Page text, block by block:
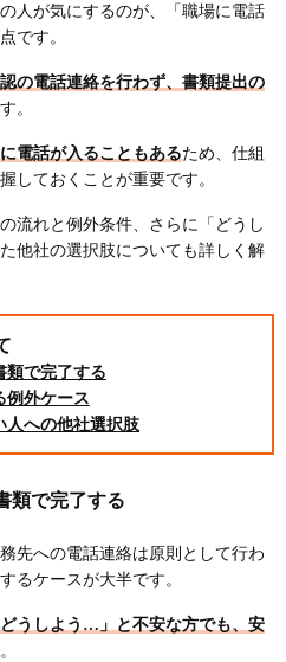
人が気にするのが、「職場に電話
です。
の電話連絡を行わず、書類提出の
。
電話が入ることもあるため、仕組
しておくことが重要です。
流れと例外条件、さらに「どうし
他社の選択肢についても詳しく解
類で完了する
例外ケース
人への他社選択肢
類で完了する
先への電話連絡は原則として行わ
るケースが大半です。
どうしよう…」と不安な方でも、安